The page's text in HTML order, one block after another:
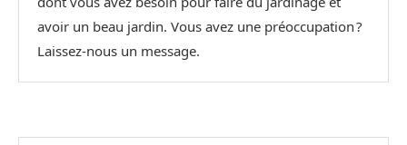
avoir un beau jardin. Vous avez une préoccupation ?
Laissez-nous un message.